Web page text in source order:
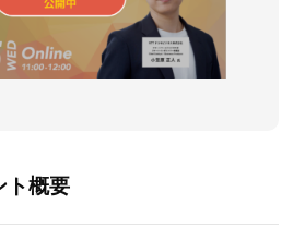
ト概要